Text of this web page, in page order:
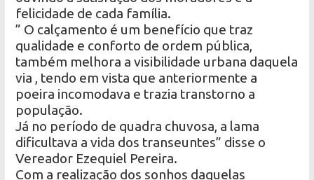
felicidade de cada família.
” O calçamento é um benefício que traz
qualidade e conforto de ordem pública,
também melhora a visibilidade urbana daquela
via , tendo em vista que anteriormente a
poeira incomodava e trazia transtorno a
população.
Já no período de quadra chuvosa, a lama
dificultava a vida dos transeuntes” disse o
Vereador Ezequiel Pereira.
Com a realização dos sonhos daquelas